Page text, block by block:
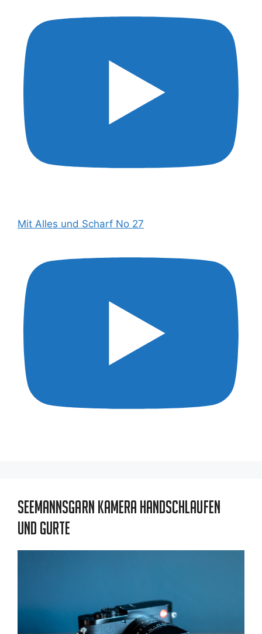
Mit Alles und Scharf No 27
Seemannsgarn Kamera Handschlaufen
und Gurte